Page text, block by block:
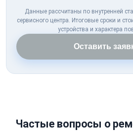
Данные рассчитаны по внутренней
сервисного центра. Итоговые сроки и
устройства и характера
Оставить
Частые вопросы о